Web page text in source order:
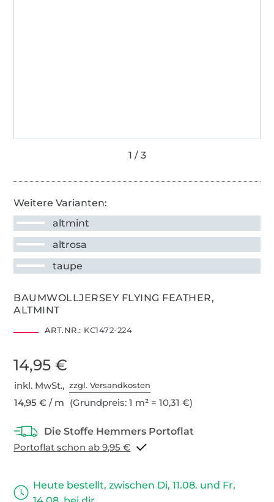
Weitere Varianten:
altmint
altrosa
taupe
BAUMWOLLJERSEY FLYING FEATHER,
ALTMINT
ART.NR.: KC1472-224
14,95 €
inkl. MwSt.,zzgl. Versandkosten
14,95 € / m (Grundpreis: 1 m² = 10,31 €)
Portoflat schon ab 9,95 €
Heute bestellt, zwischen Di, 11.08. und Fr,